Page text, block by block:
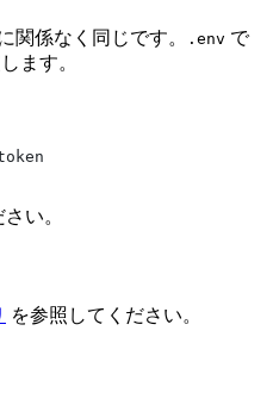
関係なく同じです。 .env で
ます。
い。
を参照してください。